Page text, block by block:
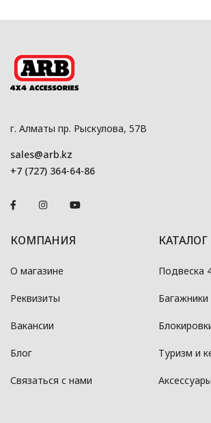
г. Алматы пр. Рыскулова, 57В
sales@arb.kz
+7 (727) 364-64-86
КОМПАНИЯ
О магазине
Реквизиты
Вакансии
Блог
Связаться с нами
КАТАЛОГ
Подвеска
Багажники
Туризм и
Аксессуары